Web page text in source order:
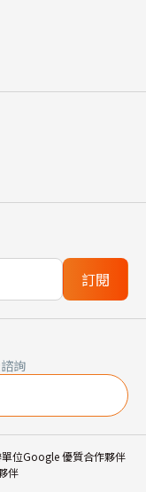
訂閱
詢
位Google 優質合作夥伴
伴